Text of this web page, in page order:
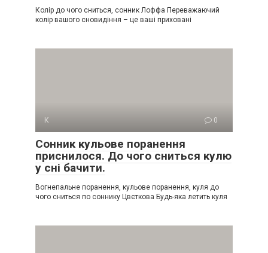
Колір до чого сниться, сонник Лоффа Переважаючий
колір вашого сновидіння – це ваші приховані
К 0
Сонник кульове поранення
приснилося. До чого сниться кулю
у сні бачити.
Вогнепальне поранення, кульове поранення, куля до
чого сниться по соннику Цвєткова Будь-яка летить куля